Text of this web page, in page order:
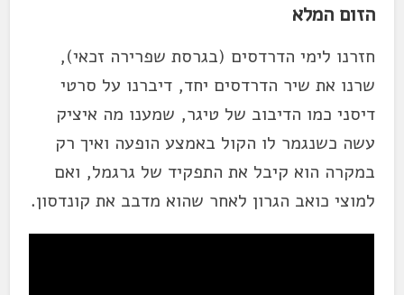
הזום המלא
חזרנו לימי הדרדסים (בגרסת שפרירה זכאי),
שרנו את שיר הדרדסים יחד, דיברנו על סרטי
דיסני כמו הדיבוב של טיגר, שמענו מה איציק
עשה כשנגמר לו הקול באמצע הופעה ואיך רק
במקרה הוא קיבל את התפקיד של גרגמל, ואם
למוצי כואב הגרון לאחר שהוא מדבב את קונדסון.